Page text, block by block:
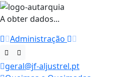
A obter dados...
Administração
geral@jf-aljustrel.pt